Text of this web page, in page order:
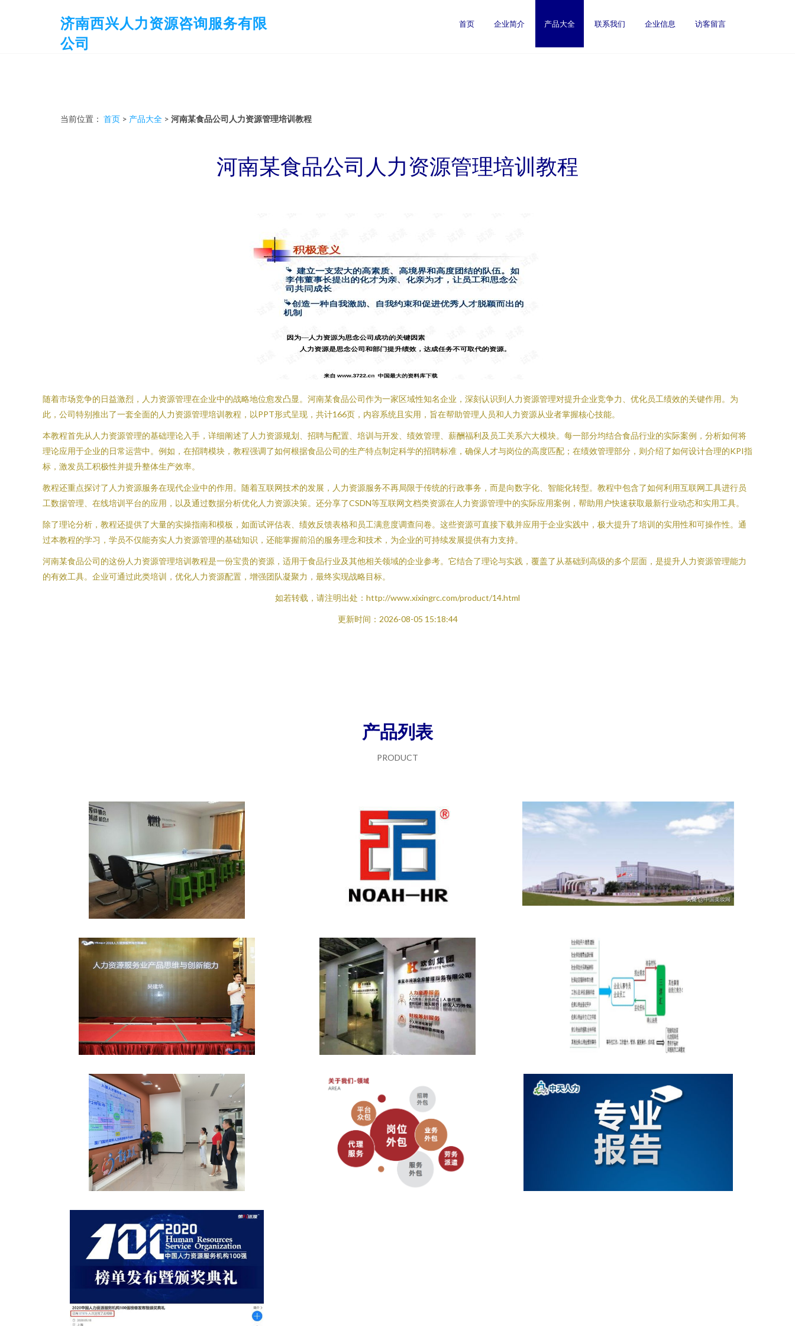
济南西兴人力资源咨询服务有限
公司
首页 企业简介 产品大全 联系我们 企业信息 访客留言
当前位置： 首页 > 产品大全 > 河南某食品公司人力资源管理培训教程
河南某食品公司人力资源管理培训教程
随着市场竞争的日益激烈，人力资源管理在企业中的战略地位愈发凸显。河南某食品公司作为一家区域性知名企业，深刻认识到人力资源管理对提升企业竞争力、优化员工绩效的关键作用。为
此，公司特别推出了一套全面的人力资源管理培训教程，以PPT形式呈现，共计166页，内容系统且实用，旨在帮助管理人员和人力资源从业者掌握核心技能。
本教程首先从人力资源管理的基础理论入手，详细阐述了人力资源规划、招聘与配置、培训与开发、绩效管理、薪酬福利及员工关系六大模块。每一部分均结合食品行业的实际案例，分析如何将
理论应用于企业的日常运营中。例如，在招聘模块，教程强调了如何根据食品公司的生产特点制定科学的招聘标准，确保人才与岗位的高度匹配；在绩效管理部分，则介绍了如何设计合理的KPI指
标，激发员工积极性并提升整体生产效率。
教程还重点探讨了人力资源服务在现代企业中的作用。随着互联网技术的发展，人力资源服务不再局限于传统的行政事务，而是向数字化、智能化转型。教程中包含了如何利用互联网工具进行员
工数据管理、在线培训平台的应用，以及通过数据分析优化人力资源决策。还分享了CSDN等互联网文档类资源在人力资源管理中的实际应用案例，帮助用户快速获取最新行业动态和实用工具。
除了理论分析，教程还提供了大量的实操指南和模板，如面试评估表、绩效反馈表格和员工满意度调查问卷。这些资源可直接下载并应用于企业实践中，极大提升了培训的实用性和可操作性。通
过本教程的学习，学员不仅能夯实人力资源管理的基础知识，还能掌握前沿的服务理念和技术，为企业的可持续发展提供有力支持。
河南某食品公司的这份人力资源管理培训教程是一份宝贵的资源，适用于食品行业及其他相关领域的企业参考。它结合了理论与实践，覆盖了从基础到高级的多个层面，是提升人力资源管理能力
的有效工具。企业可通过此类培训，优化人力资源配置，增强团队凝聚力，最终实现战略目标。
如若转载，请注明出处：http://www.xixingrc.com/product/14.html
更新时间：2026-08-05 15:18:44
产品列表
PRODUCT